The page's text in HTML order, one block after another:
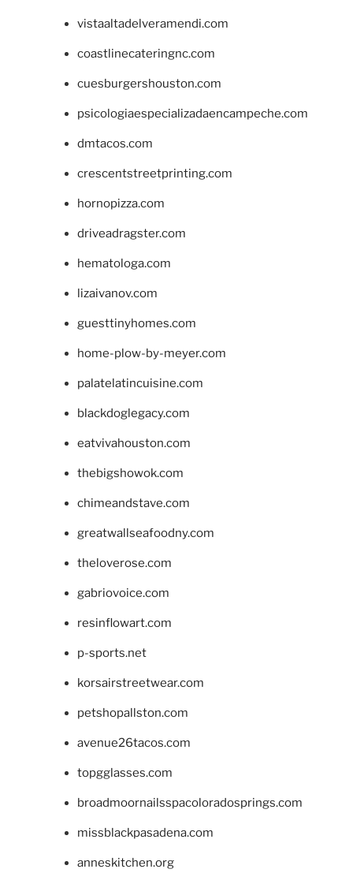
vistaaltadelveramendi.com
coastlinecateringnc.com
cuesburgershouston.com
psicologiaespecializadaencampeche.com
dmtacos.com
crescentstreetprinting.com
hornopizza.com
driveadragster.com
hematologa.com
lizaivanov.com
guesttinyhomes.com
home-plow-by-meyer.com
palatelatincuisine.com
blackdoglegacy.com
eatvivahouston.com
thebigshowok.com
chimeandstave.com
greatwallseafoodny.com
theloverose.com
gabriovoice.com
resinflowart.com
p-sports.net
korsairstreetwear.com
petshopallston.com
avenue26tacos.com
topgglasses.com
broadmoornailsspacoloradosprings.com
missblackpasadena.com
anneskitchen.org